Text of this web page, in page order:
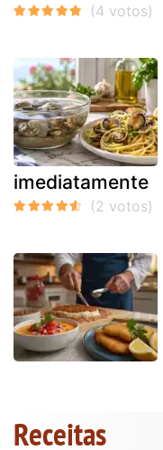
imediatamente
Receitas